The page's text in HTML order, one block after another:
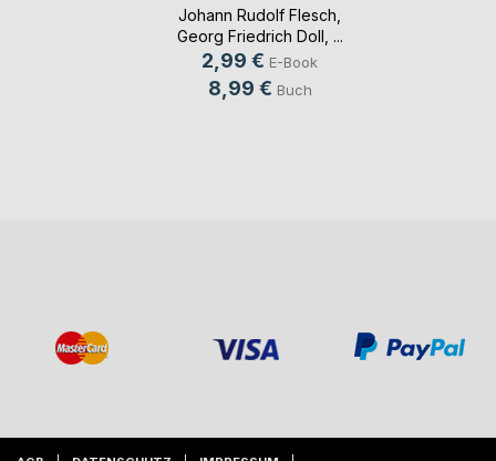
Johann Rudolf Flesch
Georg Friedrich Doll , ...
2,99 € E-Book
8,99 € Buch